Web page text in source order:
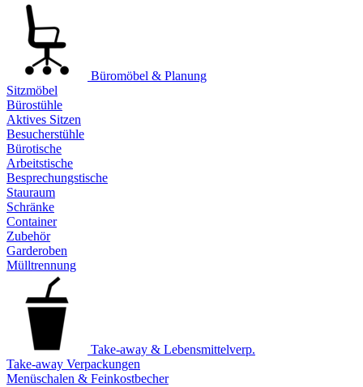
Büromöbel & Planung
Sitzmöbel
Bürostühle
Aktives Sitzen
Besucherstühle
Bürotische
Arbeitstische
Besprechungstische
Stauraum
Schränke
Container
Zubehör
Garderoben
Mülltrennung
Take-away & Lebensmittelverp.
Take-away Verpackungen
Menüschalen & Feinkostbecher